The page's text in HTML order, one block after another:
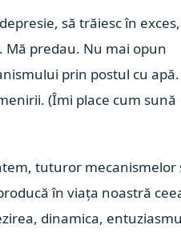
să trăiesc în
Mă predau. Nu mai opun
prin postul cu apă.
(Îmi place cum sună
tuturor mecanismelor
în viața noastră
dinamica,